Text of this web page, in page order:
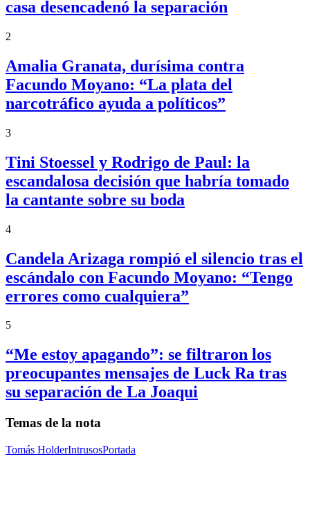
casa desencadenó la separación
2
Amalia Granata, durísima contra
Facundo Moyano: “La plata del
narcotráfico ayuda a políticos”
3
Tini Stoessel y Rodrigo de Paul: la
escandalosa decisión que habría tomado
la cantante sobre su boda
4
Candela Arizaga rompió el silencio tras el
escándalo con Facundo Moyano: “Tengo
errores como cualquiera”
5
“Me estoy apagando”: se filtraron los
preocupantes mensajes de Luck Ra tras
su separación de La Joaqui
Temas de la nota
Tomás HolderIntrusosPortada